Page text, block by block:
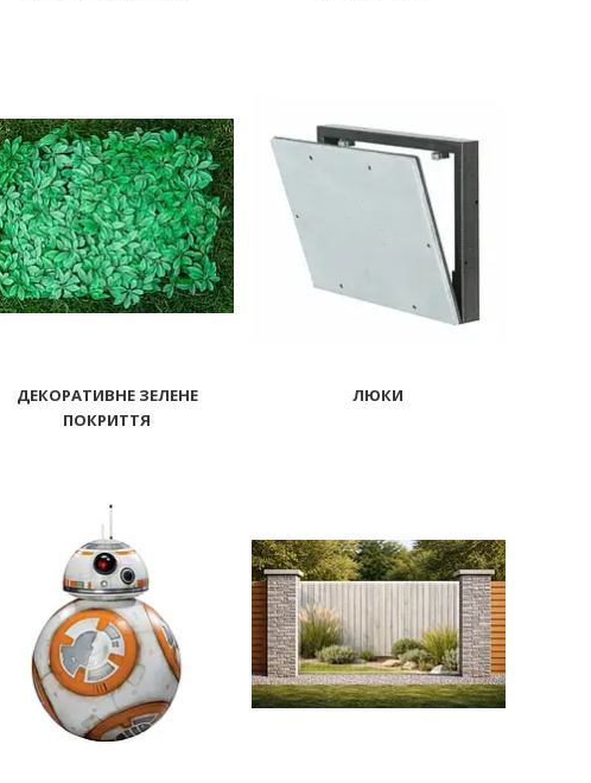
ДЕКОРАТИВНЕ ЗЕЛЕНЕ
ПОКРИТТЯ
ЛЮКИ
1838